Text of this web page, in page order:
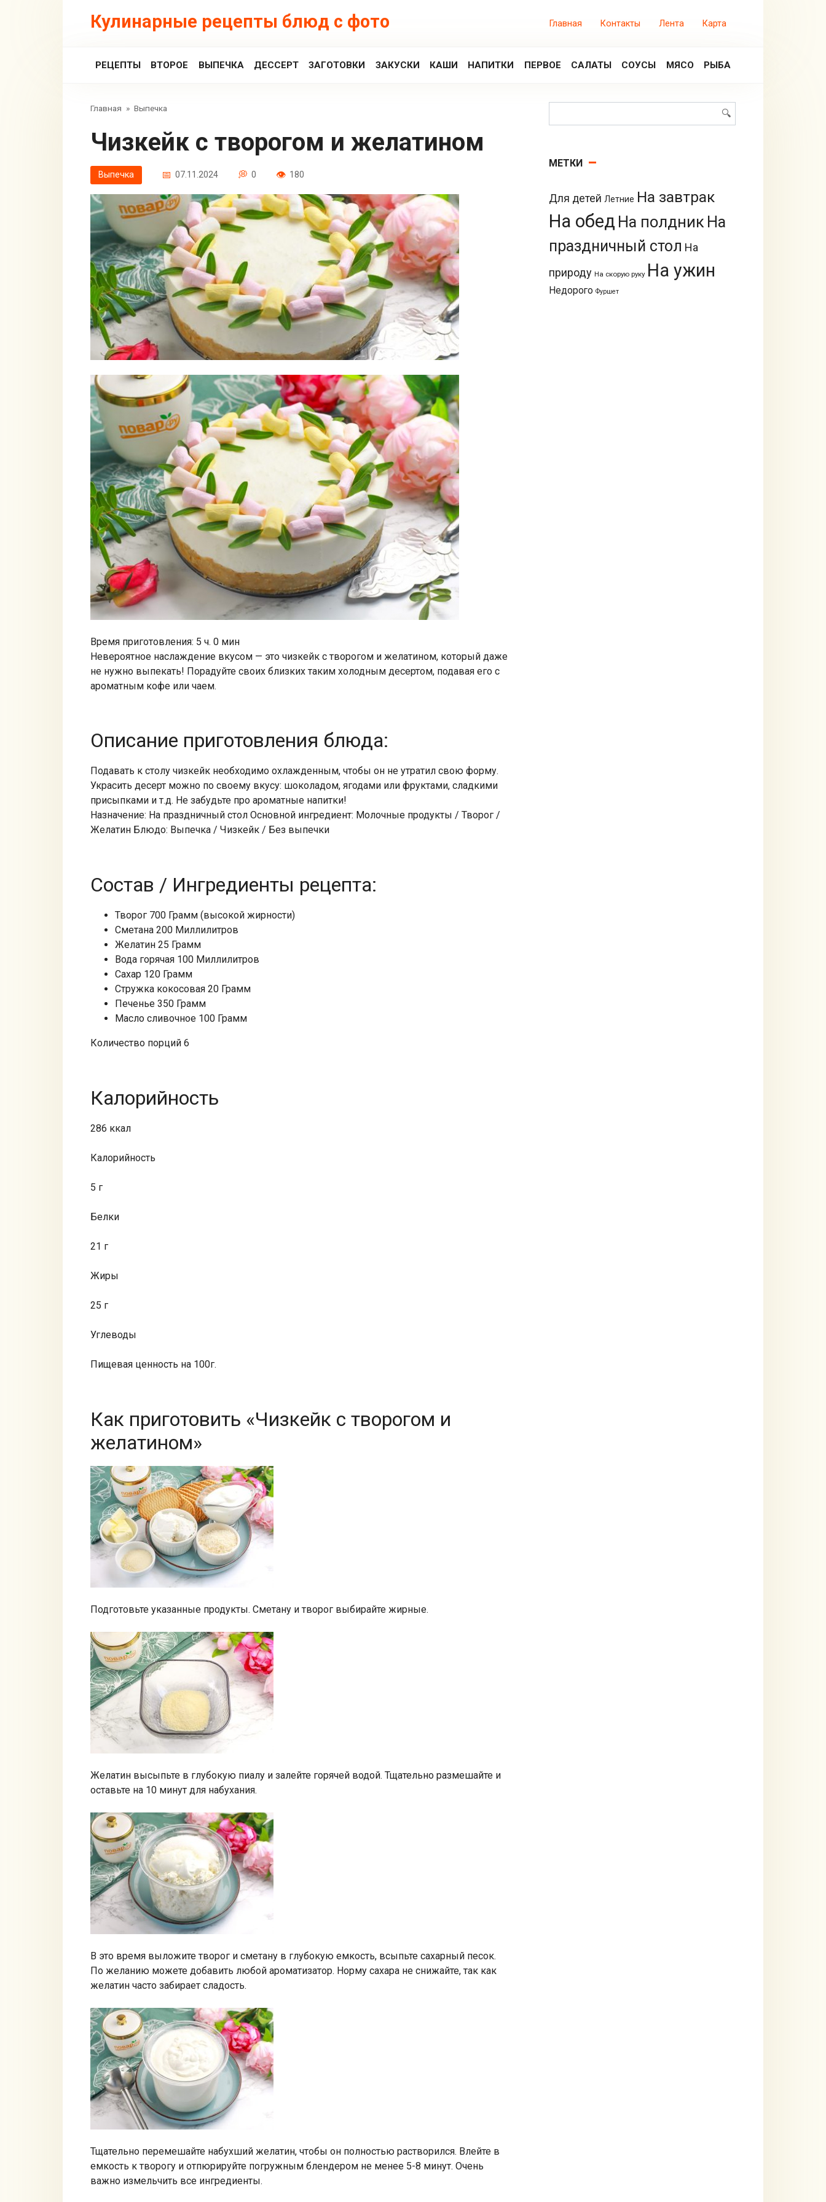
Кулинарные рецепты блюд с фото Главная Контакты Лента Карта
РЕЦЕПТЫ ВТОРОЕ ВЫПЕЧКА ДЕССЕРТ ЗАГОТОВКИ ЗАКУСКИ КАШИ НАПИТКИ ПЕРВОЕ САЛАТЫ СОУСЫ МЯСО РЫБА
Главная » Выпечка
Чизкейк с творогом и желатином
Выпечка 07.11.2024 0 180
Время приготовления: 5 ч. 0 мин
Невероятное наслаждение вкусом — это чизкейк с творогом и желатином, который даже
не нужно выпекать! Порадуйте своих близких таким холодным десертом, подавая его с
ароматным кофе или чаем.
Описание приготовления блюда:
Подавать к столу чизкейк необходимо охлажденным, чтобы он не утратил свою форму.
Украсить десерт можно по своему вкусу: шоколадом, ягодами или фруктами, сладкими
присыпками и т.д. Не забудьте про ароматные напитки!
Назначение: На праздничный стол Основной ингредиент: Молочные продукты / Творог /
Желатин Блюдо: Выпечка / Чизкейк / Без выпечки
Состав / Ингредиенты рецепта:
Творог 700 Грамм (высокой жирности)
Сметана 200 Миллилитров
Желатин 25 Грамм
Вода горячая 100 Миллилитров
Сахар 120 Грамм
Стружка кокосовая 20 Грамм
Печенье 350 Грамм
Масло сливочное 100 Грамм
Количество порций 6
Калорийность
286 ккал
Калорийность
5 г
Белки
21 г
Жиры
25 г
Углеводы
Пищевая ценность на 100г.
Как приготовить «Чизкейк с творогом и
желатином»
Подготовьте указанные продукты. Сметану и творог выбирайте жирные.
Желатин высыпьте в глубокую пиалу и залейте горячей водой. Тщательно размешайте и
оставьте на 10 минут для набухания.
В это время выложите творог и сметану в глубокую емкость, всыпьте сахарный песок.
По желанию можете добавить любой ароматизатор. Норму сахара не снижайте, так как
желатин часто забирает сладость.
Тщательно перемешайте набухший желатин, чтобы он полностью растворился. Влейте в
емкость к творогу и отпюрируйте погружным блендером не менее 5-8 минут. Очень
важно измельчить все ингредиенты.
МЕТКИ
Для детей Летние На завтрак
На обед На полдник На
праздничный стол На
природу На скорую руку На ужин
Недорого Фуршет